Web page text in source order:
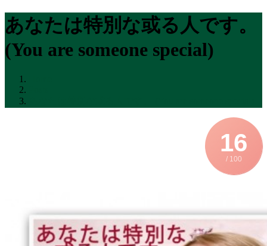
あなたは特別な或る人です。
(You are someone special)
16
/ 100